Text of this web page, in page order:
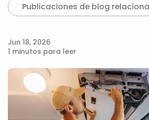
Publicaciones de blog
Jun 18, 2026
1 minutos para leer